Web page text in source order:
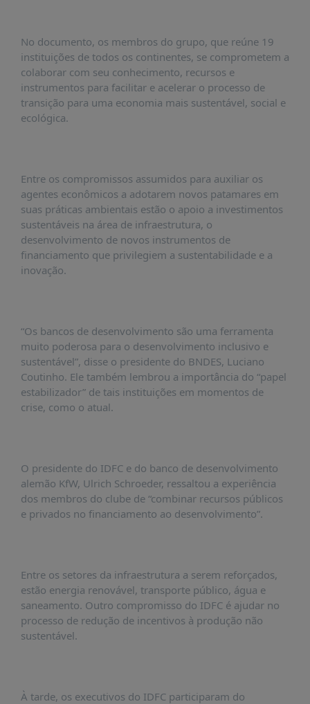
FRENTE
PARLAMENTAR
SOBRE
A
FRENTE
CURSOS
E
EVENTOS
INSCRIÇÕES
MATERIAIS
REVISTA
RUMOS
LIVROS
ESTUDOS
ABDE-
BID
PRÊMIO
ABDE
+
CONTATO
No documento, os membros do grupo, que reúne 19
instituições de todos os continentes, se comprometem a
colaborar com seu conhecimento, recursos e
instrumentos para facilitar e acelerar o processo de
transição para uma economia mais sustentável, social e
ecológica.
Entre os compromissos assumidos para auxiliar os
agentes econômicos a adotarem novos patamares em
suas práticas ambientais estão o apoio a investimentos
sustentáveis na área de infraestrutura, o
desenvolvimento de novos instrumentos de
financiamento que privilegiem a sustentabilidade e a
inovação.
“Os bancos de desenvolvimento são uma ferramenta
muito poderosa para o desenvolvimento inclusivo e
sustentável”, disse o presidente do BNDES, Luciano
Coutinho. Ele também lembrou a importância do “papel
estabilizador” de tais instituições em momentos de
crise, como o atual.
O presidente do IDFC e do banco de desenvolvimento
alemão KfW, Ulrich Schroeder, ressaltou a experiência
dos membros do clube de “combinar recursos públicos
e privados no financiamento ao desenvolvimento”.
Entre os setores da infraestrutura a serem reforçados,
estão energia renovável, transporte público, água e
saneamento. Outro compromisso do IDFC é ajudar no
processo de redução de incentivos à produção não
sustentável.
À tarde, os executivos do IDFC participaram do